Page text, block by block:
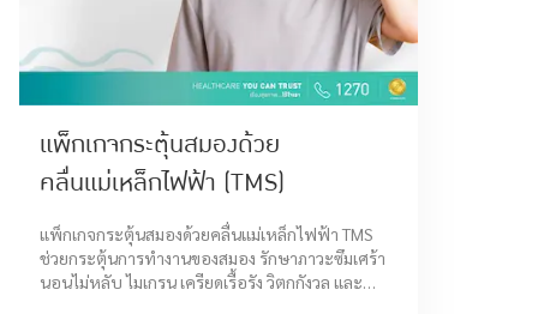
แพ็กเกจกระตุ้นสมองด้วย
คลื่นแม่เหล็กไฟฟ้า (TMS)
แพ็กเกจกระตุ้นสมองด้วยคลื่นแม่เหล็กไฟฟ้า TMS
ช่วยกระตุ้นการทำงานของสมอง รักษาภาวะซึมเศร้า
นอนไม่หลับ ไมเกรน เครียดเรื้อรัง วิตกกังวล และ